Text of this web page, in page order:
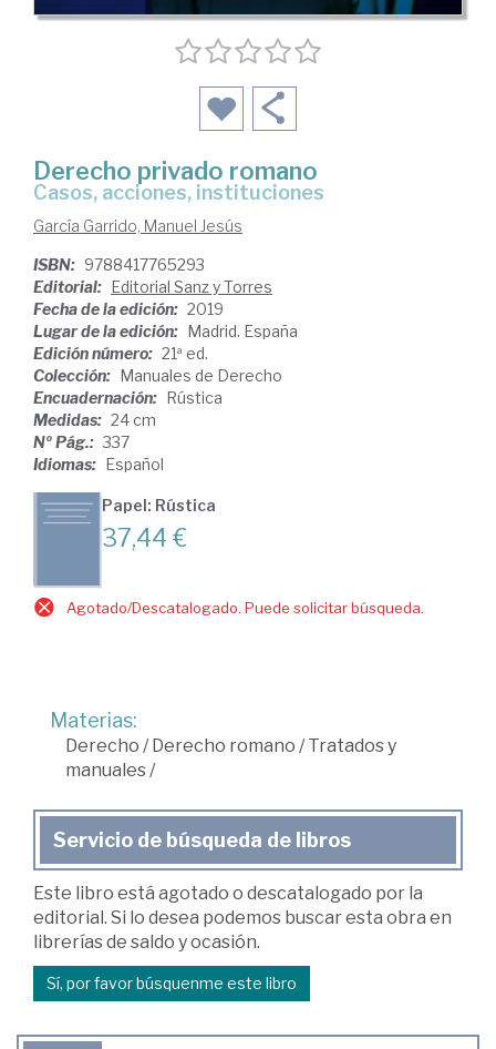
Derecho privado romano
casos, acciones, instituciones
García Garrido, Manuel Jesús
ISBN: 9788417765293
Editorial: Editorial Sanz y Torres
Fecha de la edición: 2019
Lugar de la edición: Madrid. España
Edición número: 21ª ed.
Colección: Manuales de Derecho
Encuadernación: Rústica
Medidas: 24 cm
Nº Pág.: 337
Idiomas: Español
Papel: Rústica
37,44 €
Agotado/Descatalogado. Puede solicitar búsqueda.
Materias:
Derecho / Derecho romano /Tratados y
manuales/
Servicio de búsqueda de libros
Este libro está agotado o descatalogado por la
editorial. Si lo desea podemos buscar esta obra en
librerías de saldo y ocasión.
Sí, por favor búsquenme este libro